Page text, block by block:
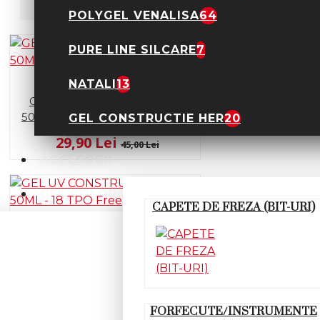
POLYGEL VENALISA64
PURE LINE SILCARE7
NATALI13
GEL CONSTRUCTIE HER20
ACCESORII
CAPETE DE FREZA (BIT-URI)
FORFECUTE/INSTRUMENTE
GEL COLOR
Afisare
GEL UV CONSTRUCTIE FSM
50ML - 03 Alb laptos TPO Free
29,90 Lei 45,00 Lei
GEL UV CONSTRUCTIE FSM
50ML - 18 TPO Free